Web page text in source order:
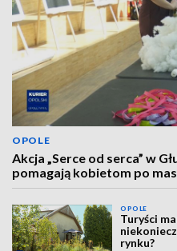
OPOLE
Akcja „Serce od serca” w
pomagają kobietom po
OPOLE
Turyści
rynku?